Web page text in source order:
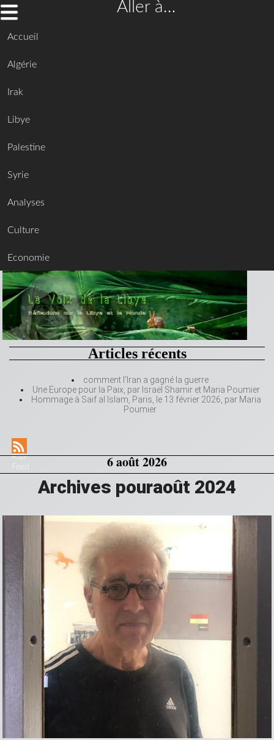
Aller à…
Accueil
Algérie
Irak
Libye
Palestine
Syrie
Analyses
Culture
Economie
Articles récents
comment l’Iran a gagné la guerre
Une Europe pour la Paix, par Israël Shamir et Maria Poumier
Hommage à Saif al Islam, Paris, le 13 février 2026, par Maria
Poumier
RSS
Feed
6 août 2026
Archives pouraoût 2024